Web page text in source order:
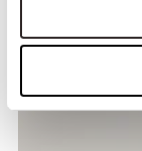
Nudefarbener Dirndl BH